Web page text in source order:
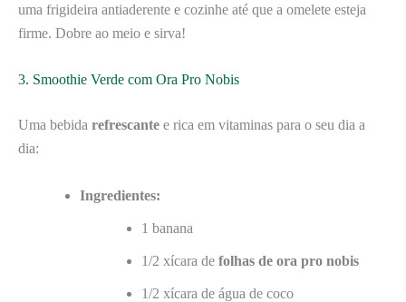
uma frigideira antiaderente e cozinhe até que a omelete esteja
firme. Dobre ao meio e sirva!
3. Smoothie Verde com Ora Pro Nobis
Uma bebida refrescante e rica em vitaminas para o seu dia a
dia:
Ingredientes:
1 banana
1/2 xícara de folhas de ora pro nobis
1/2 xícara de água de coco